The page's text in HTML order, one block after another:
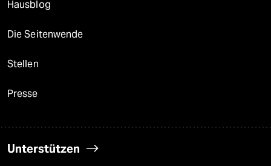
Hausblog
Die Seitenwende
Stellen
Presse
Unterstützen